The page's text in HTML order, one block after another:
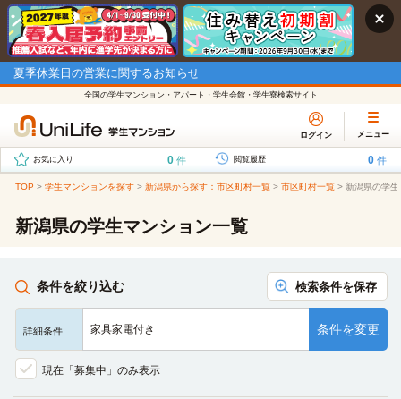
夏季休業日の営業に関するお知らせ
全国の学生マンション・アパート・学生会館・学生寮検索サイト
ログイン メニュー
お気に入り 0 件 閲覧履歴 0 件
TOP > 学生マンションを探す > 新潟県から探す：市区町村一覧 > 市区町村一覧 > 新潟県の学
新潟県の学生マンション一覧
条件を絞り込む 検索条件を保存
詳細条件 家具家電付き 条件を変更
現在「募集中」のみ表示